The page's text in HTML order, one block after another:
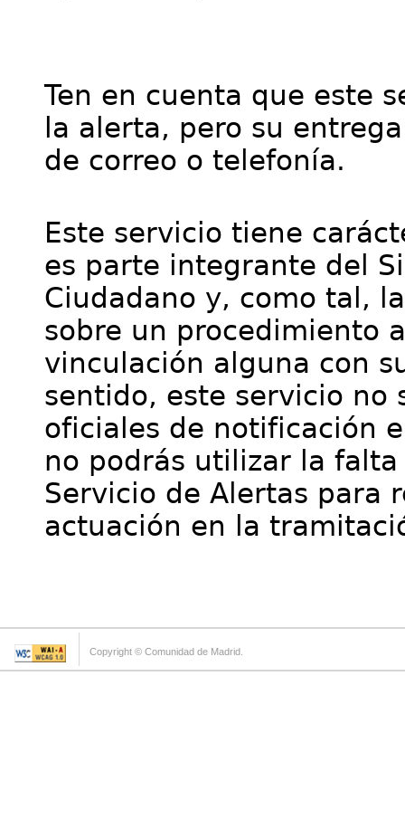
Ten en cuenta que este
la alerta, pero su
de correo o telefonía.
Este servicio tiene
es parte integrante del
Ciudadano y, como tal,
sobre un procedimiento
vinculación alguna con
sentido, este servicio no
oficiales de notificación
no podrás utilizar la
Servicio de Alertas para
actuación en la
Copyright © Comunidad de Madrid.